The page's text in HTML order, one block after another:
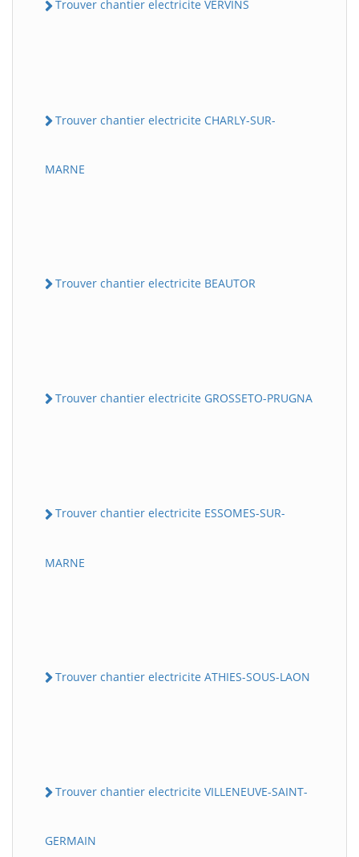
Trouver chantier electricite VERVINS
Trouver chantier electricite CHARLY-SUR-
MARNE
Trouver chantier electricite BEAUTOR
Trouver chantier electricite GROSSETO-PRUGNA
Trouver chantier electricite ESSOMES-SUR-
MARNE
Trouver chantier electricite ATHIES-SOUS-LAON
Trouver chantier electricite VILLENEUVE-SAINT-
GERMAIN